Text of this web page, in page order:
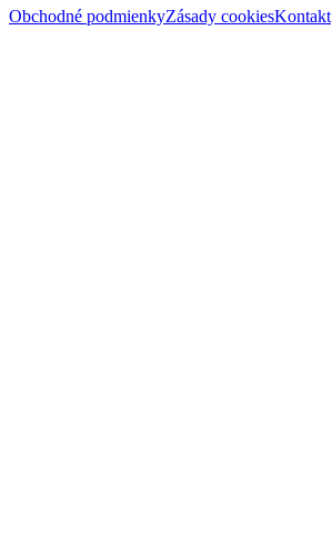
Obchodné podmienkyZásady cookiesKontakt